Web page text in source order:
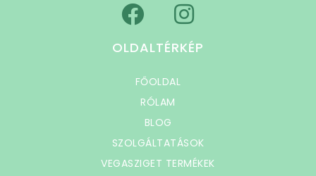
OLDALTÉRKÉP
FŐOLDAL
RÓLAM
BLOG
SZOLGÁLTATÁSOK
VEGASZIGET TERMÉKEK